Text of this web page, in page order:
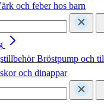
och feber hos barn
Bröstpump och
och dinappar